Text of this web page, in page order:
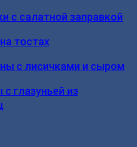
с салатной заправкой
тостах
с лисичками и сыром
глазуньей из